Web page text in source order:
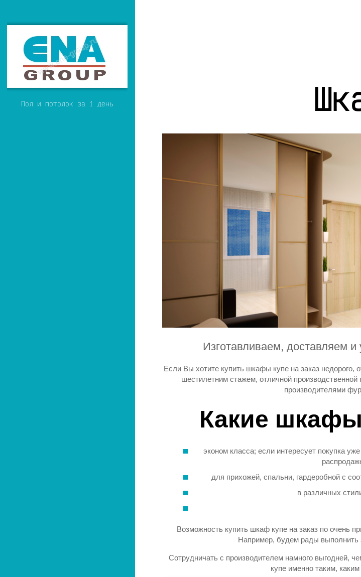
Пол и потолок за 1 день
Изготавливаем, доставляем
Если Вы хотите купить шкафы купе на заказ
шестилетним стажем, отличной
производителями
Какие
эконом класса; если интересует покупка
для прихожей, спальни, гардеробной с
в различных
Возможность купить шкаф купе на заказ по очень
Например, будем рады выполнить
Сотрудничать с производителем намного выгодней,
купе именно таким,